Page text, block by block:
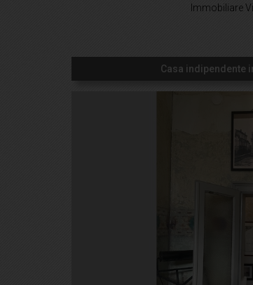
Immobiliare
Casa indipendente